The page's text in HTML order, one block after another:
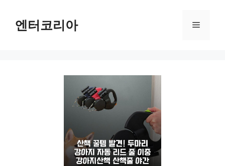
엔터코리아 메